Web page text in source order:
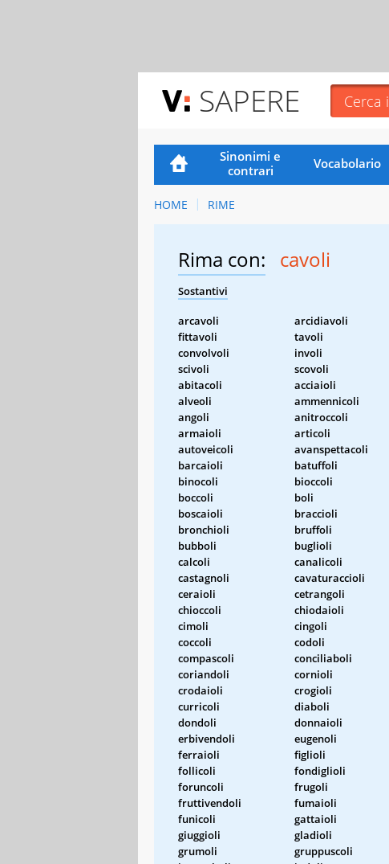
SAPERE
Sinonimi e
contrari
Vocabolario
HOME RIME
Rima con: cavoli
Sostantivi
arcavoli arcidiavoli
fittavoli
tavoli
convolvoli
involi
scivoli
scovoli
abitacoli
acciaioli
alveoli
ammennicoli
angoli
anitroccoli
armaioli
articoli
autoveicoli
avanspettacoli
barcaioli
batuffoli
binocoli
bioccoli
boccoli
boli
boscaioli
braccioli
bronchioli
bruffoli
bubboli
buglioli
calcoli
canalicoli
castagnoli
cavaturaccioli
ceraioli
cetrangoli
chioccoli
chiodaioli
cimoli
cingoli
coccoli
codoli
compascoli
conciliaboli
coriandoli
cornioli
crodaioli
crogioli
curricoli
diaboli
dondoli
donnaioli
erbivendoli
eugenoli
ferraioli
figlioli
follicoli
fondiglioli
foruncoli
frugoli
fruttivendoli
fumaioli
funicoli
gattaioli
giuggioli
gladioli
grumoli
gruppuscoli